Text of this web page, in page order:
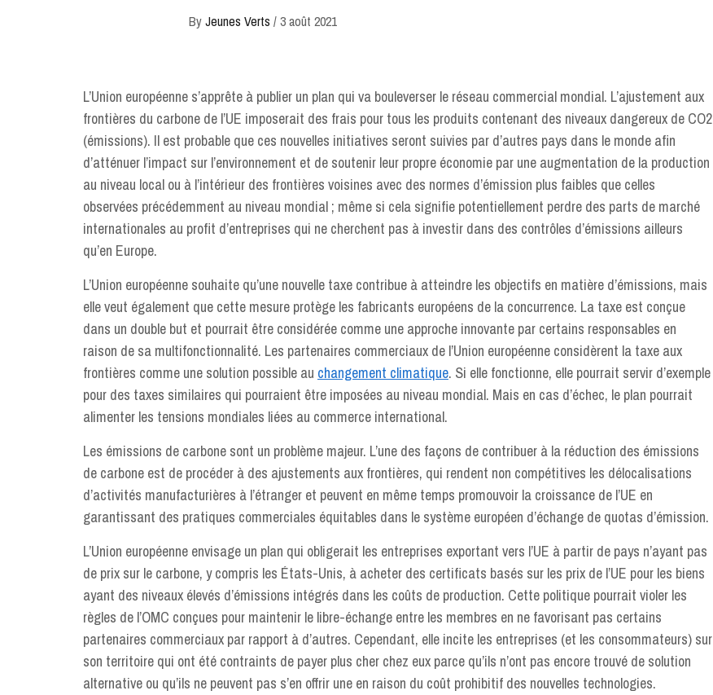
ByJeunes Verts /3 août 2021
L’Union européenne s’apprête à publier un plan qui va bouleverser le réseau commercial mondial. L’ajustement aux
frontières du carbone de l’UE imposerait des frais pour tous les produits contenant des niveaux dangereux de CO2
(émissions). Il est probable que ces nouvelles initiatives seront suivies par d’autres pays dans le monde afin
d’atténuer l’impact sur l’environnement et de soutenir leur propre économie par une augmentation de la production
au niveau local ou à l’intérieur des frontières voisines avec des normes d’émission plus faibles que celles
observées précédemment au niveau mondial ; même si cela signifie potentiellement perdre des parts de marché
internationales au profit d’entreprises qui ne cherchent pas à investir dans des contrôles d’émissions ailleurs
qu’en Europe.
L’Union européenne souhaite qu’une nouvelle taxe contribue à atteindre les objectifs en matière d’émissions, mais
elle veut également que cette mesure protège les fabricants européens de la concurrence. La taxe est conçue
dans un double but et pourrait être considérée comme une approche innovante par certains responsables en
raison de sa multifonctionnalité. Les partenaires commerciaux de l’Union européenne considèrent la taxe aux
frontières comme une solution possible au changement climatique. Si elle fonctionne, elle pourrait servir d’exemple
pour des taxes similaires qui pourraient être imposées au niveau mondial. Mais en cas d’échec, le plan pourrait
alimenter les tensions mondiales liées au commerce international.
Les émissions de carbone sont un problème majeur. L’une des façons de contribuer à la réduction des émissions
de carbone est de procéder à des ajustements aux frontières, qui rendent non compétitives les délocalisations
d’activités manufacturières à l’étranger et peuvent en même temps promouvoir la croissance de l’UE en
garantissant des pratiques commerciales équitables dans le système européen d’échange de quotas d’émission.
L’Union européenne envisage un plan qui obligerait les entreprises exportant vers l’UE à partir de pays n’ayant pas
de prix sur le carbone, y compris les États-Unis, à acheter des certificats basés sur les prix de l’UE pour les biens
ayant des niveaux élevés d’émissions intégrés dans les coûts de production. Cette politique pourrait violer les
règles de l’OMC conçues pour maintenir le libre-échange entre les membres en ne favorisant pas certains
partenaires commerciaux par rapport à d’autres. Cependant, elle incite les entreprises (et les consommateurs) sur
son territoire qui ont été contraints de payer plus cher chez eux parce qu’ils n’ont pas encore trouvé de solution
alternative ou qu’ils ne peuvent pas s’en offrir une en raison du coût prohibitif des nouvelles technologies.